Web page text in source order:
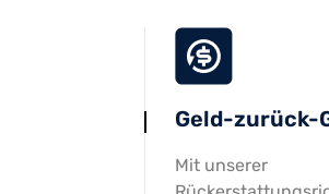
Geld-zurück-
Mit unserer